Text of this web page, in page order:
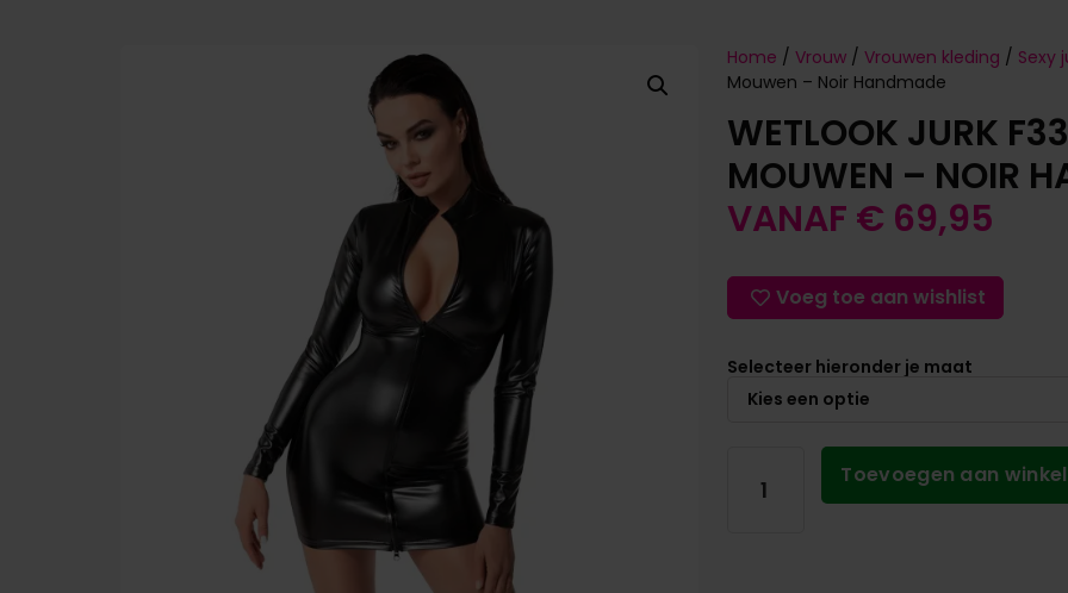
Home / Vrouw/ Vrouwen kleding / Sexy
Mouwen – Noir Handmade
WETLOOK JURK
MOUWEN – NOIR
VANAF € 69,95
Voeg toe aan wishlist
Selecteer hieronder je maat
Toevoegen aan